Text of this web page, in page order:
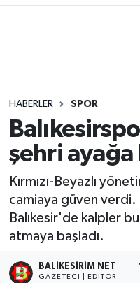
HABERLER SPOR
şehri ayağa
Kırmızı-Beyazlı
camiaya güven verdi.
Balıkesir'de kalpler
atmaya başladı.
BALIKESIRIM NET
GAZETECI | EDITÖR